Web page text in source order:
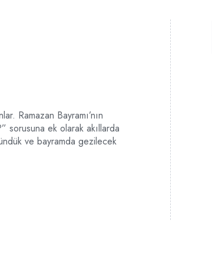
Ramazan Bayramı’nın
sorusuna ek olarak akıllarda
ve bayramda gezilecek